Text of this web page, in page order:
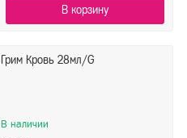
В корзину
Грим Кровь 28мл/G
В наличии